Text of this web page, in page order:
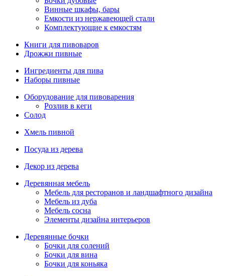
Винные шкафы, бары
Емкости из нержавеющей стали
Комплектующие к емкостям
Книги для пивоваров
Дрожжи пивные
Ингредиенты для пива
Наборы пивные
Оборудование для пивоварения
Розлив в кеги
Солод
Хмель пивной
Посуда из дерева
Декор из дерева
Деревянная мебель
Мебель для ресторанов и ландшафтного дизайна
Мебель из дуба
Мебель сосна
Элементы дизайна интерьеров
Деревянные бочки
Бочки для солений
Бочки для вина
Бочки для коньяка